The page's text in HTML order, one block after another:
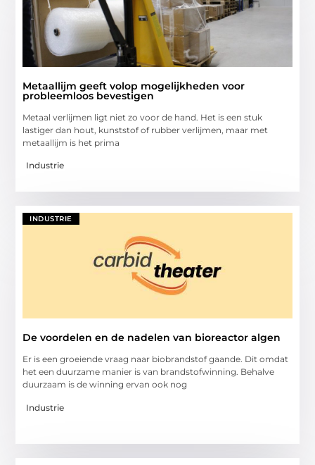
Metaallijm geeft volop mogelijkheden voor
probleemloos bevestigen
Metaal verlijmen ligt niet zo voor de hand. Het is een stuk
lastiger dan hout, kunststof of rubber verlijmen, maar met
metaallijm is het prima
Industrie
INDUSTRIE
De voordelen en de nadelen van bioreactor algen
Er is een groeiende vraag naar biobrandstof gaande. Dit omdat
het een duurzame manier is van brandstofwinning. Behalve
duurzaam is de winning ervan ook nog
Industrie